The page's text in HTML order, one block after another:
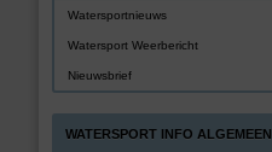
Watersportnieuws
Watersport Weerbericht
Nieuwsbrief
WATERSPORT INFO ALGEMEEN